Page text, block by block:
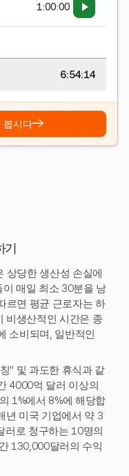
1:00:00
6:54:15
봅시다→
상당한 생산성 손실에
매일 최소 30분을 낭
르면 평균 근로자는 하
비생산적인 시간은 종
소비되며, 일반적인
" 및 과도한 휴식과 같
4000억 달러 이상의
1%에서 8%에 해당합
년 미국 기업에서 약 3
러로 청구하는 10명의
130,000달러의 수익